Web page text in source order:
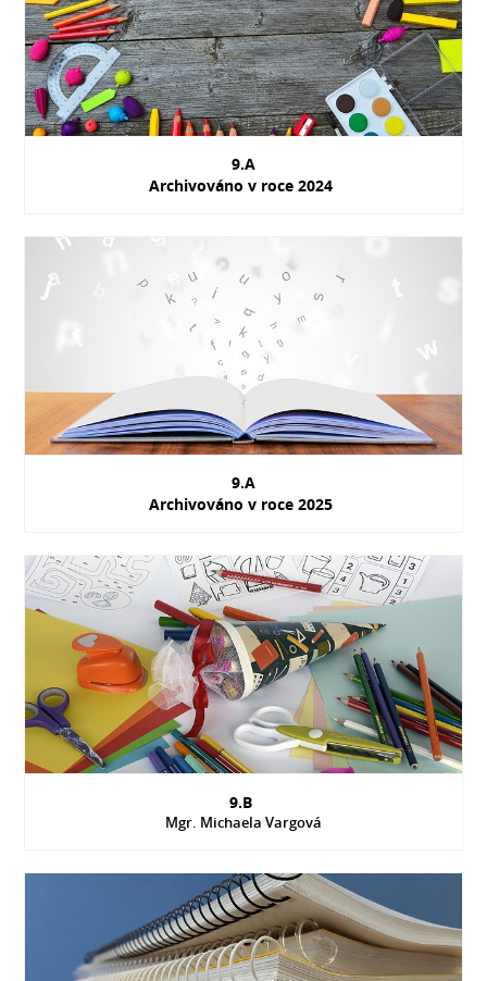
9.A
Archivováno v roce 2024
9.A
Archivováno v roce 2025
9.B
Mgr. Michaela Vargová